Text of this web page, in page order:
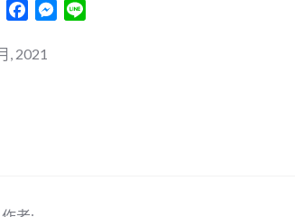
Copy
FacebookMessenger
, 2021